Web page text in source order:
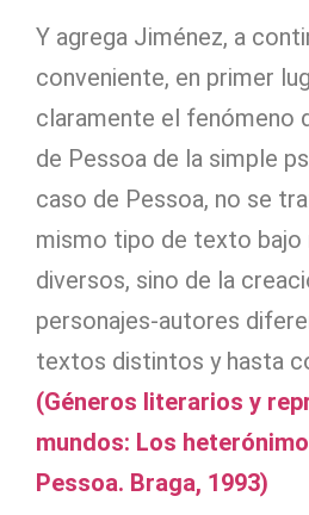
Y agrega Jiménez, a
conveniente, en primer
claramente el fenómeno
de Pessoa de la simple
caso de Pessoa, no se
mismo tipo de texto bajo
diversos, sino de la
personajes-autores
textos distintos y hasta
(Géneros literarios y
mundos: Los
Pessoa. Braga, 1993)